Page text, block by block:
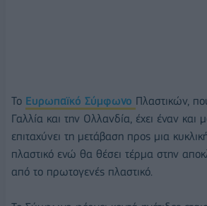
Το Ευρωπαϊκό Σύμφωνο Πλαστικών,
Γαλλία και την Ολλανδία, έχει έναν και
επιταχύνει τη μετάβαση προς μια
πλαστικό ενώ θα θέσει τέρμα στην
από το πρωτογενές πλαστικό.